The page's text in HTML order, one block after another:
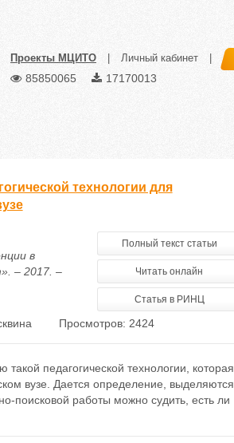
Проекты МЦИТО Личный кабинет
85850065 17170013
технологии для
в
– 2017. –
Полный текст статьи
Читать онлайн
Статья в РИНЦ
Просмотров: 2424
педагогической технологии, которая
вузе. Дается определение, выделяются
поисковой работы можно судить, есть ли